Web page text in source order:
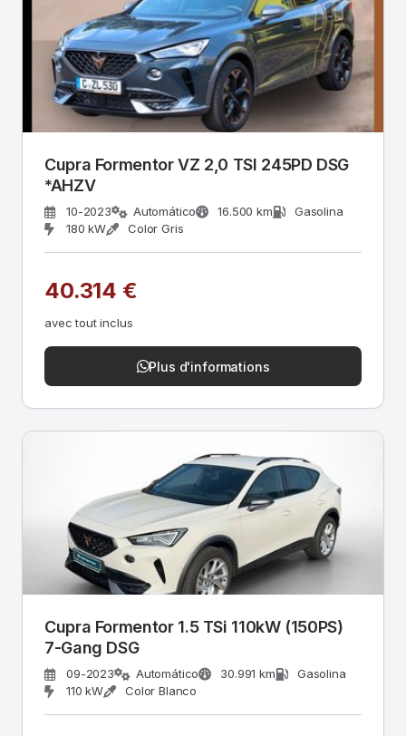
Cupra Formentor VZ 2,0 TSI 245PD DSG
*AHZV
10-2023 Automático 16.500 km
Gasolina
180 kW
Color Gris
40.314 €
avec tout inclus
Plus d'informations
Cupra Formentor 1.5 TSi 110kW (150PS)
7-Gang DSG
09-2023 Automático 30.991 km
Gasolina
110 kW
Color Blanco